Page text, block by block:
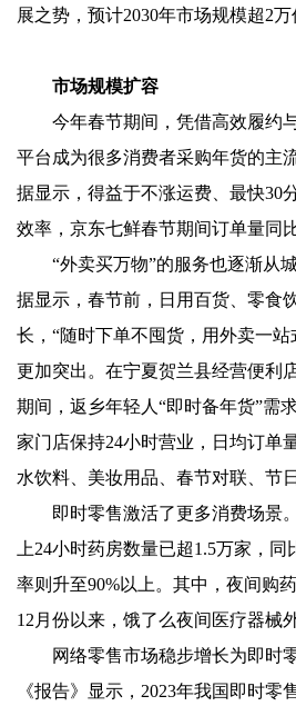
展之势，预计2030年市场规模超2万
市场规模扩容
今年春节期间，凭借高效履约
平台成为很多消费者采购年货的主
据显示，得益于不涨运费、最快30
效率，京东七鲜春节期间订单量同
“外卖买万物”的服务也逐渐从
据显示，春节前，日用百货、零食
长，“随时下单不囤货，用外卖一
更加突出。在宁夏贺兰县经营便利
期间，返乡年轻人“即时备年货”需
家门店保持24小时营业，日均订单
水饮料、美妆用品、春节对联、节
即时零售激活了更多消费场景
上24小时药房数量已超1.5万家，
率则升至90%以上。其中，夜间购
12月份以来，饿了么夜间医疗器械
网络零售市场稳步增长为即时
《报告》显示，2023年我国即时零